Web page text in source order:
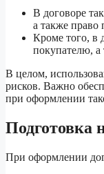
В договоре
а также право
Кроме того, в
покупателю, а
В целом,
рисков. Важно
при оформлении
Подготовка
При оформлении